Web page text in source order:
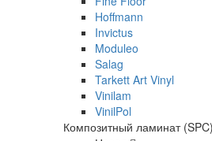
Hoffmann
Invictus
Moduleo
Salag
Tarkett Art Vinyl
Vinilam
VinilPol
Композитный ламинат (SPC)